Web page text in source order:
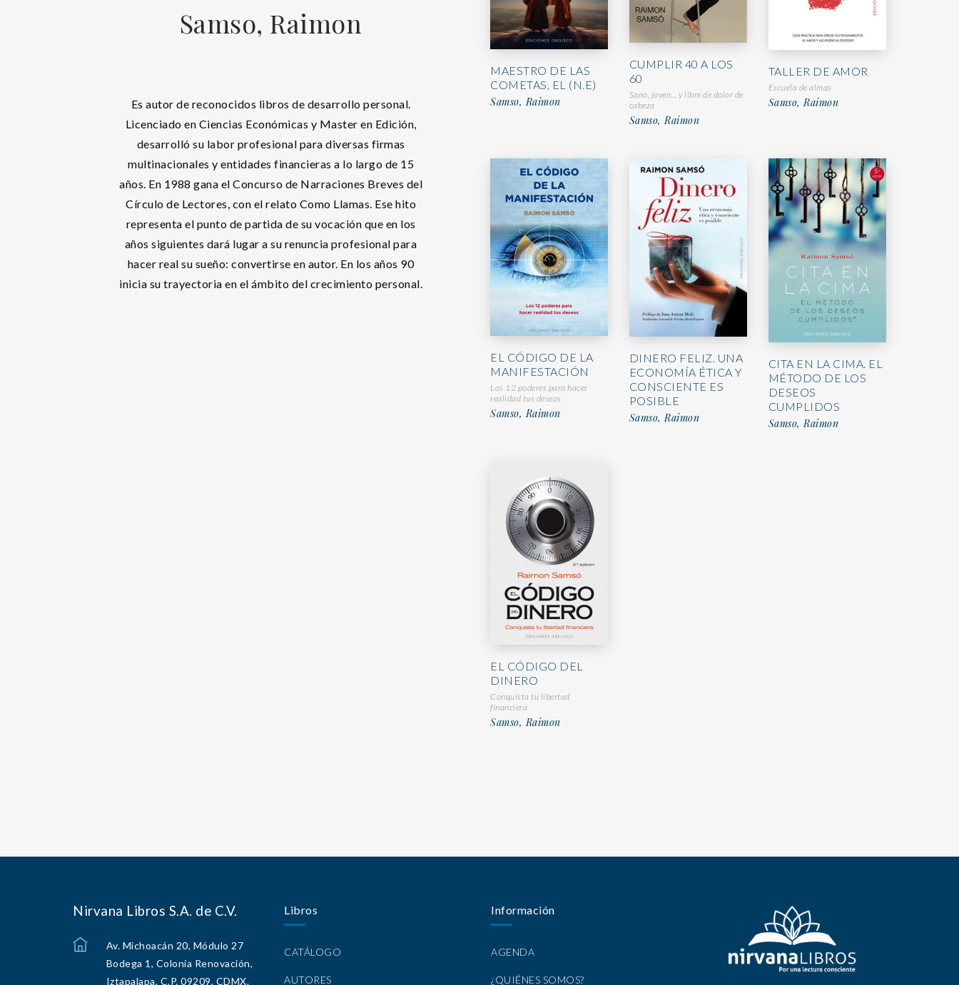
Samso, Raimon
Es autor de reconocidos libros de desarrollo personal.
Licenciado en Ciencias Económicas y Master en Edición,
desarrolló su labor profesional para diversas firmas
multinacionales y entidades financieras a lo largo de 15
años. En 1988 gana el Concurso de Narraciones Breves del
Círculo de Lectores, con el relato Como Llamas. Ese hito
representa el punto de partida de su vocación que en los
años siguientes dará lugar a su renuncia profesional para
hacer real su sueño: convertirse en autor. En los años 90
inicia su trayectoria en el ámbito del crecimiento personal.
MAESTRO DE LAS
COMETAS, EL (N.E)
Samso, Raimon
CUMPLIR 40 A LOS
60
Sano, joven… y libre de dolor de
cabeza
Samso, Raimon
TALLER DE AMOR
Escuela de almas
Samso, Raimon
EL CÓDIGO DE LA
MANIFESTACIÓN
Los 12 poderes para hacer
realidad tus deseos
Samso, Raimon
DINERO FELIZ. UNA
ECONOMÍA ÉTICA Y
CONSCIENTE ES
POSIBLE
Samso, Raimon
CITA EN LA CIMA. EL
MÉTODO DE LOS
DESEOS
CUMPLIDOS
Samso, Raimon
EL CÓDIGO DEL
DINERO
Conquista tu libertad
financiera
Samso, Raimon
Nirvana Libros S.A. de C.V.
Av. Michoacán 20, Módulo 27
Bodega 1, Colonia Renovación,
Iztapalapa, C.P. 09209, CDMX.
Libros
CATÁLOGO
AUTORES
Información
AGENDA
¿QUIÉNES SOMOS?